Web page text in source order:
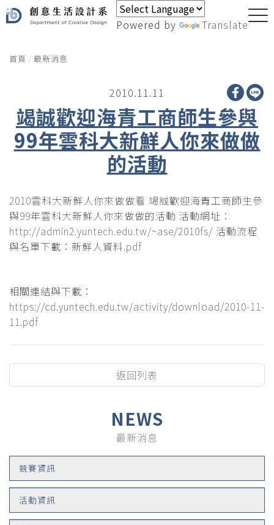
Powered by Translate
首頁 最新消息
NEWS
最新消息
競賽資訊
活動資訊
2010.11.11
竭誠歡迎海青工商師生參與
99年雲科大新鮮人你來做做
的活動
2010雲科大新鮮人你來做做看 竭誠歡迎海青工商師生參
與99年雲科大新鮮人你來做做的活動 活動網址：
http://admin2.yuntech.edu.tw/~ase/2010fs/ 活動流程
與名單下載：新鮮人資料.pdf
相關連結與下載：
https://cd.yuntech.edu.tw/activity/download/2010-11-
11.pdf
返回列表